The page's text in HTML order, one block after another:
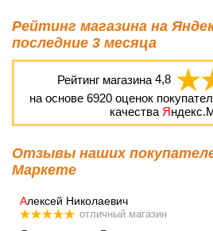
Рейтинг магазина на
последние 3 месяца
Рейтинг магазина 4,8
на основе 6920 оценок
качества Я
Отзывы наших
Маркете
Алексей Николаевич
отличный магазин